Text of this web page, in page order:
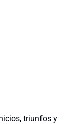
triunfos y